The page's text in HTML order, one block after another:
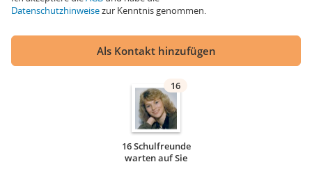
Datenschutzhinweisezur Kenntnis genommen.
Als Kontakt hinzufügen
16
16 Schulfreunde
warten auf Sie